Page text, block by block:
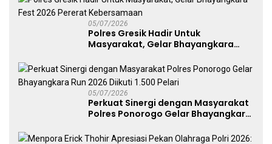
05/07/2026
Polres Gresik Hadir Untuk
Masyarakat, Gelar Bhayangkara
05/07/2026
Perkuat Sinergi dengan Masyarakat
Polres Ponorogo Gelar Bhayangkara